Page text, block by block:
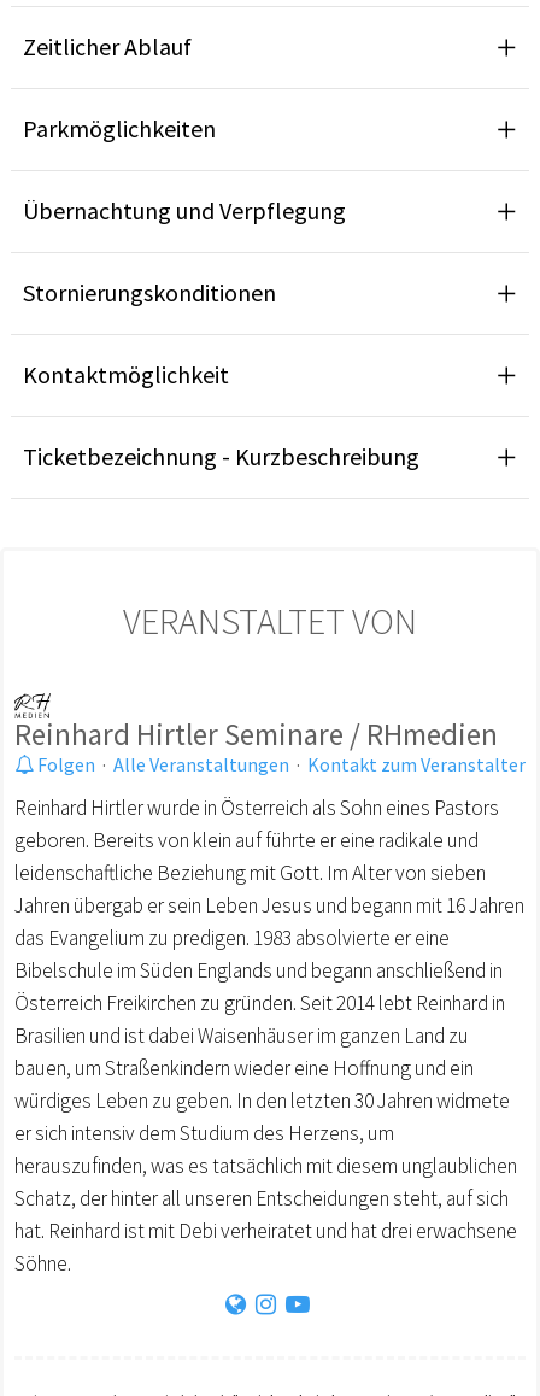
Zeitlicher Ablauf
Parkmöglichkeiten
Übernachtung und Verpflegung
Stornierungskonditionen
Kontaktmöglichkeit
Ticketbezeichnung - Kurzbeschreibung
VERANSTALTET VON
Reinhard Hirtler Seminare / RHmedien
Folgen · Alle Veranstaltungen · Kontakt zum Veranstalter
Reinhard Hirtler wurde in Österreich als Sohn eines Pastors
geboren. Bereits von klein auf führte er eine radikale und
leidenschaftliche Beziehung mit Gott. Im Alter von sieben
Jahren übergab er sein Leben Jesus und begann mit 16 Jahren
das Evangelium zu predigen. 1983 absolvierte er eine
Bibelschule im Süden Englands und begann anschließend in
Österreich Freikirchen zu gründen. Seit 2014 lebt Reinhard in
Brasilien und ist dabei Waisenhäuser im ganzen Land zu
bauen, um Straßenkindern wieder eine Hoffnung und ein
würdiges Leben zu geben. In den letzten 30 Jahren widmete
er sich intensiv dem Studium des Herzens, um
herauszufinden, was es tatsächlich mit diesem unglaublichen
Schatz, der hinter all unseren Entscheidungen steht, auf sich
hat. Reinhard ist mit Debi verheiratet und hat drei erwachsene
Söhne.